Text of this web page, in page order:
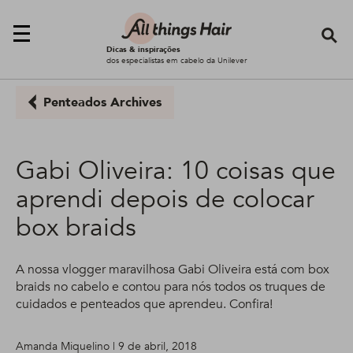
Dicas & inspirações
dos especialistas em cabelo da Unilever
Penteados Archives
Gabi Oliveira: 10 coisas que
aprendi depois de colocar
box braids
A nossa vlogger maravilhosa Gabi Oliveira está com box
braids no cabelo e contou para nós todos os truques de
cuidados e penteados que aprendeu. Confira!
Amanda Miquelino | 9 de abril, 2018